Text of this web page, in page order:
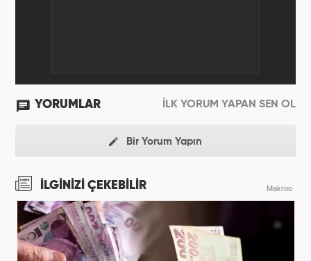
YORUMLAR İLK YORUM YAPAN SEN OL
Bir Yorum Yapın
İLGİNİZİ ÇEKEBİLİR Makroo